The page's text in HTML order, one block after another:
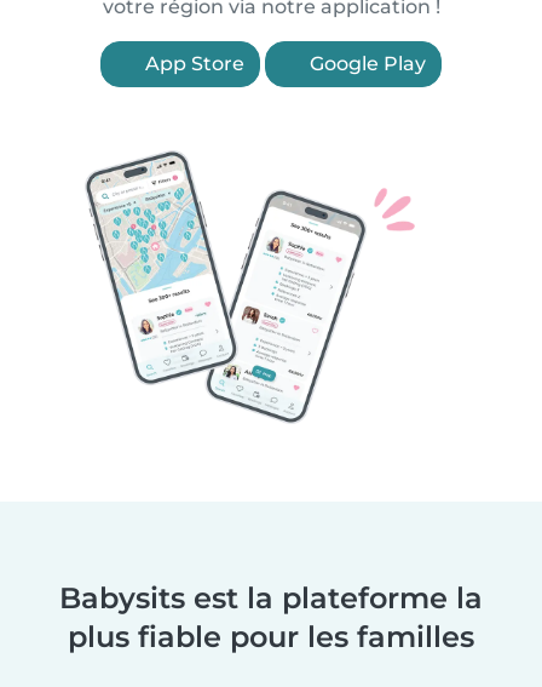
votre région via notre application !
App Store Google Play
Babysits est la plateforme la
plus fiable pour les familles